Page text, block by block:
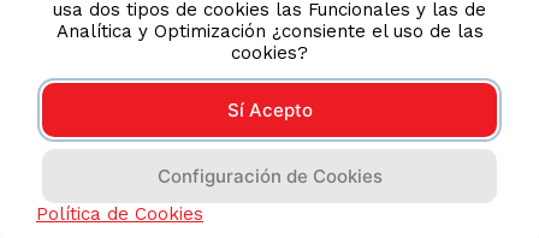
COMPRAS 100% SEGURAS
Esta tienda usa Niubiz para realizar transacciones
electrónicas.
usa dos tipos de cookies las Funcionales y las de
Analítica y Optimización ¿consiente el uso de las
cookies?
Sí Acepto
Configuración de Cookies
Política de Cookies